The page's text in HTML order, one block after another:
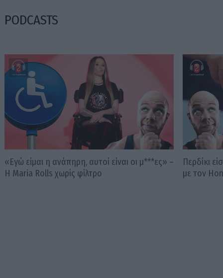
PODCASTS
«Εγώ είμαι η ανάπηρη, αυτοί είναι οι μ***ες» –
Η Maria Rolls χωρίς φίλτρο
Περδίκι
με τον